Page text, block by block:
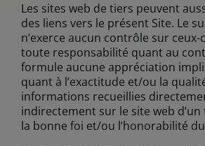
Les sites web de tiers peuvent
des liens vers le présent Site. Le
n’exerce aucun contrôle sur ceux-
toute responsabilité quant au
formule aucune appréciation
quant à l’exactitude et/ou la
informations recueillies
indirectement sur le site web
la bonne foi et/ou l’honorabilité